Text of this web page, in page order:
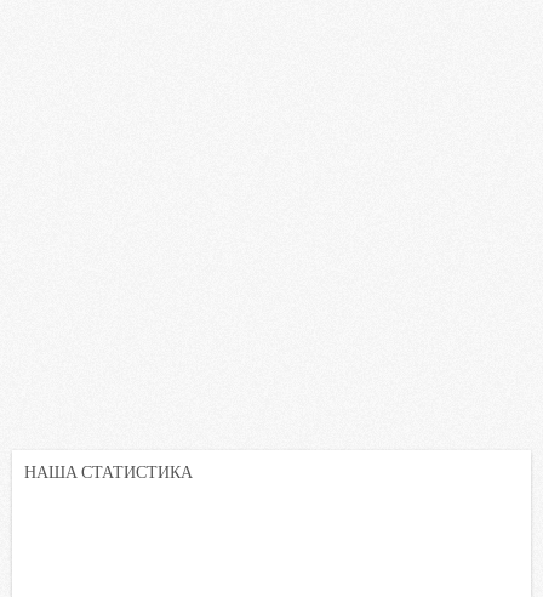
НАША СТАТИСТИКА